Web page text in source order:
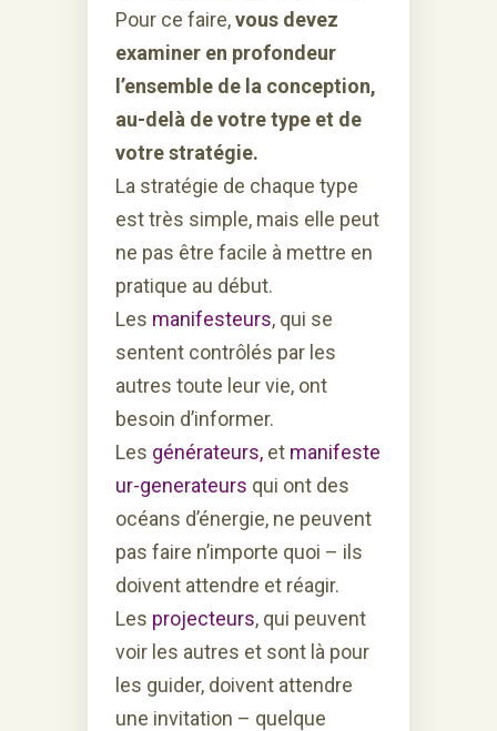
Pour ce faire,vous devez
examiner en profondeur
l’ensemble de la conception,
au-delà de votre type et de
votre stratégie.
La stratégie de chaque type
est très simple, mais elle peut
ne pas être facile à mettre en
pratique au début.
Les manifesteurs, qui se
sentent contrôlés par les
autres toute leur vie, ont
besoin d’informer.
Les générateurs, et manifeste
ur-generateurs qui ont des
océans d’énergie, ne peuvent
pas faire n’importe quoi – ils
doivent attendre et réagir.
Les projecteurs, qui peuvent
voir les autres et sont là pour
les guider, doivent attendre
une invitation – quelque